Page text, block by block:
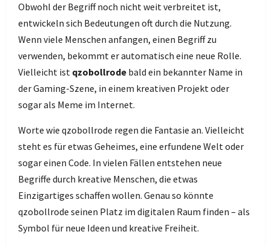
Obwohl der Begriff noch nicht weit verbreitet ist,
entwickeln sich Bedeutungen oft durch die Nutzung.
Wenn viele Menschen anfangen, einen Begriff zu
verwenden, bekommt er automatisch eine neue Rolle.
Vielleicht ist qzobollrode bald ein bekannter Name in
der Gaming-Szene, in einem kreativen Projekt oder
sogar als Meme im Internet.
Worte wie qzobollrode regen die Fantasie an. Vielleicht
steht es für etwas Geheimes, eine erfundene Welt oder
sogar einen Code. In vielen Fällen entstehen neue
Begriffe durch kreative Menschen, die etwas
Einzigartiges schaffen wollen. Genau so könnte
qzobollrode seinen Platz im digitalen Raum finden – als
Symbol für neue Ideen und kreative Freiheit.